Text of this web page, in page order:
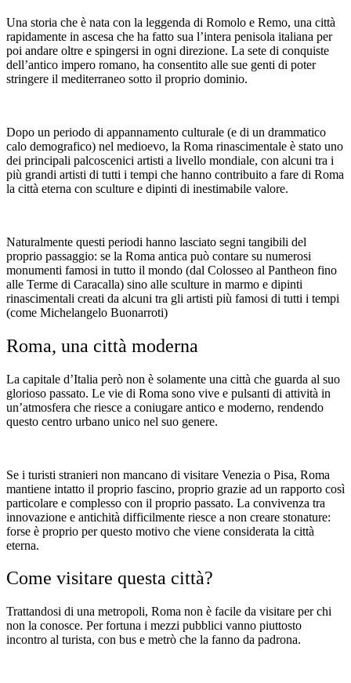
Una storia che è nata con la leggenda di Romolo e Remo, una città
rapidamente in ascesa che ha fatto sua l’intera penisola italiana per
poi andare oltre e spingersi in ogni direzione. La sete di conquiste
dell’antico impero romano, ha consentito alle sue genti di poter
stringere il mediterraneo sotto il proprio dominio.
Dopo un periodo di appannamento culturale (e di un drammatico
calo demografico) nel medioevo, la Roma rinascimentale è stato uno
dei principali palcoscenici artisti a livello mondiale, con alcuni tra i
più grandi artisti di tutti i tempi che hanno contribuito a fare di Roma
la città eterna con sculture e dipinti di inestimabile valore.
Naturalmente questi periodi hanno lasciato segni tangibili del
proprio passaggio: se la Roma antica può contare su numerosi
monumenti famosi in tutto il mondo (dal Colosseo al Pantheon fino
alle Terme di Caracalla) sino alle sculture in marmo e dipinti
rinascimentali creati da alcuni tra gli artisti più famosi di tutti i tempi
(come Michelangelo Buonarroti)
Roma, una città moderna
La capitale d’Italia però non è solamente una città che guarda al suo
glorioso passato. Le vie di Roma sono vive e pulsanti di attività in
un’atmosfera che riesce a coniugare antico e moderno, rendendo
questo centro urbano unico nel suo genere.
Se i turisti stranieri non mancano di visitare Venezia o Pisa, Roma
mantiene intatto il proprio fascino, proprio grazie ad un rapporto così
particolare e complesso con il proprio passato. La convivenza tra
innovazione e antichità difficilmente riesce a non creare stonature:
forse è proprio per questo motivo che viene considerata la città
eterna.
Come visitare questa città?
Trattandosi di una metropoli, Roma non è facile da visitare per chi
non la conosce. Per fortuna i mezzi pubblici vanno piuttosto
incontro al turista, con bus e metrò che la fanno da padrona.